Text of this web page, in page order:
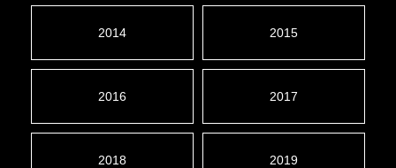
2014 2015
2016 2017
2018 2019